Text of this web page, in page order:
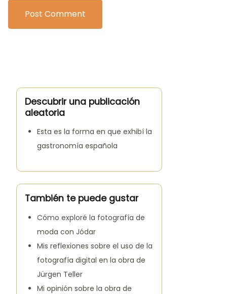
Descubrir una publicación
aleatoria
Esta es la forma en que exhibí la
gastronomía española
También te puede gustar
Cómo exploré la fotografía de
moda con Jódar
Mis reflexiones sobre el uso de la
fotografía digital en la obra de
Jürgen Teller
Mi opinión sobre la obra de